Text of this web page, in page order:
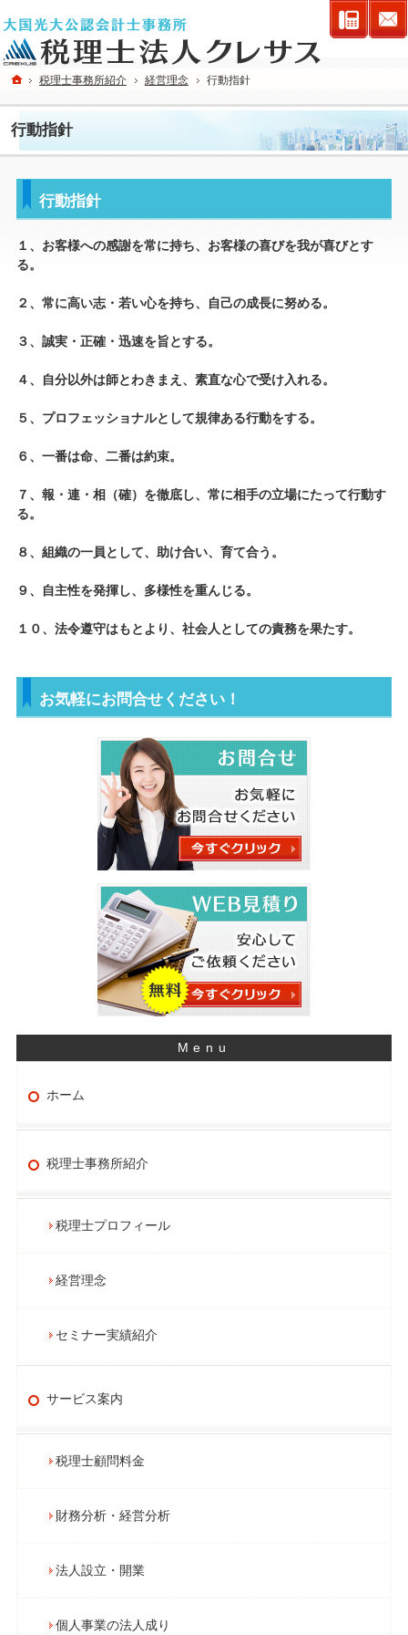
行動指針
行動指針
１、お客様への感謝を常に持ち、お客様の喜びを我が喜びとす
る。
２、常に高い志・若い心を持ち、自己の成長に努める。
３、誠実・正確・迅速を旨とする。
４、自分以外は師とわきまえ、素直な心で受け入れる。
５、プロフェッショナルとして規律ある行動をする。
６、一番は命、二番は約束。
７、報・連・相（確）を徹底し、常に相手の立場にたって行動す
る。
８、組織の一員として、助け合い、育て合う。
９、自主性を発揮し、多様性を重んじる。
１０、法令遵守はもとより、社会人としての責務を果たす。
お気軽にお問合せください！
ホーム
税理士事務所紹介
税理士プロフィール
経営理念
セミナー実績紹介
サービス案内
税理士顧問料金
財務分析・経営分析
法人設立・開業
個人事業の法人成り
連絡先
ホーム
税理士事務所紹介 経営理念 行動指針